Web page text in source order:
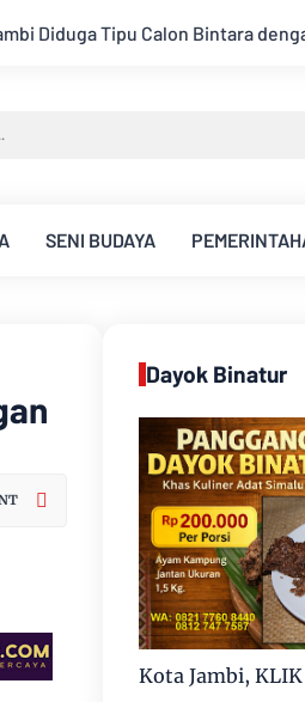
Konsisten Alirkan
SENI BUDAYA
Dayok Binatur
Kota Jambi,